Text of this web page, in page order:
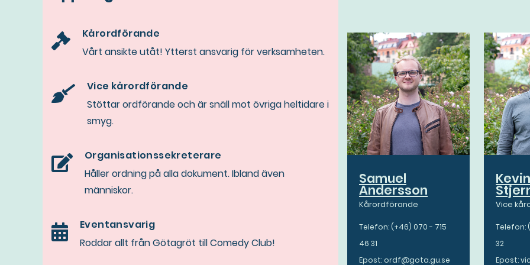
Kårordförande
Vårt ansikte utåt! Ytterst ansvarig för verksamheten.
Vice kårordförande
Stöttar ordförande och är snäll mot övriga heltidare i
smyg.
Organisationssekreterare
Håller ordning på alla dokument. Ibland även
människor.
Eventansvarig
Roddar allt från Götagröt till Comedy Club!
Samuel
Andersson
Kårordförande
Telefon: (+46) 070 - 715
46 31
Epost: ordf@gota.gu.se
Vice
Telefon:
32
Epost: